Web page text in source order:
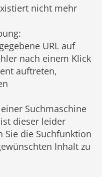
nicht mehr
:
URL auf
nach einem Klick
auftreten,
Suchmaschine
dieser leider
Sie die Suchfunktion
Inhalt zu